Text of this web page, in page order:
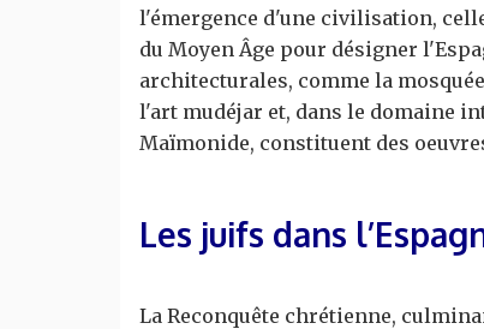
l'émergence d'une civilisation,
du Moyen Âge pour désigner
architecturales, comme la
l'art mudéjar et, dans le domaine
Maïmonide, constituent des
Les juifs dans
La Reconquête chrétienne,